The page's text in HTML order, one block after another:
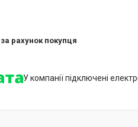
за рахунок покупця
У компанії підключені